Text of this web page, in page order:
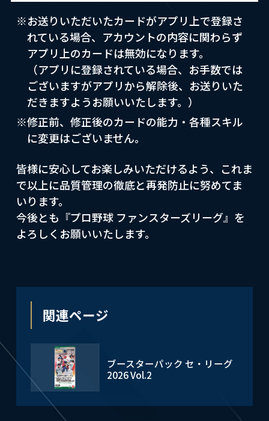
※お送りいただいたカードがアプリ上で登録さ
れている場合、アカウントの内容に関わらず
アプリ上のカードは無効になります。
（アプリに登録されている場合、お手数では
ございますがアプリから解除後、お送りいた
だきますようお願いいたします。）
※修正前、修正後のカードの能力・各種スキル
に変更はございません。
皆様に安心してお楽しみいただけるよう、これま
で以上に品質管理の徹底と再発防止に努めてま
いります。
今後とも『プロ野球 ファンスターズリーグ』を
よろしくお願いいたします。
関連ページ
ブースターパック セ・リーグ
2026 Vol.2